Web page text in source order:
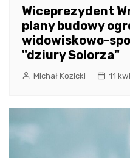
Wiceprezydent
plany budowy
widowiskowo-
"dziury Solorza"
Michał Kozicki 11